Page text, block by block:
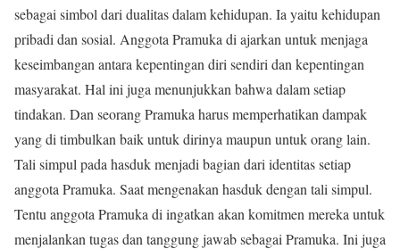
sebagai simbol dari dualitas dalam kehidupan. Ia yaitu kehidupan
pribadi dan sosial. Anggota Pramuka di ajarkan untuk menjaga
keseimbangan antara kepentingan diri sendiri dan kepentingan
masyarakat. Hal ini juga menunjukkan bahwa dalam setiap
tindakan. Dan seorang Pramuka harus memperhatikan dampak
yang di timbulkan baik untuk dirinya maupun untuk orang lain.
Tali simpul pada hasduk menjadi bagian dari identitas setiap
anggota Pramuka. Saat mengenakan hasduk dengan tali simpul.
Tentu anggota Pramuka di ingatkan akan komitmen mereka untuk
menjalankan tugas dan tanggung jawab sebagai Pramuka. Ini juga